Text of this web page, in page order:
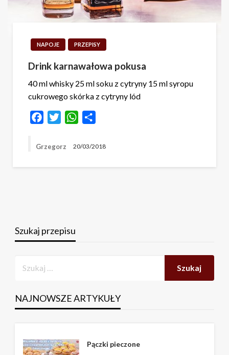
NAPOJE PRZEPISY
Drink karnawałowa pokusa
40 ml whisky 25 ml soku z cytryny 15 ml syropu
cukrowego skórka z cytryny lód
FacebookTwitterWhatsApp
Grzegorz 20/03/2018
Szukaj przepisu
NAJNOWSZE ARTYKUŁY
Pączki pieczone